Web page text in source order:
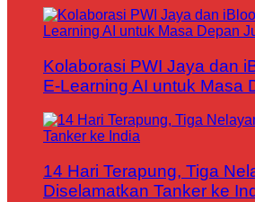
Kolaborasi PWI Jaya dan
E-Learning AI untuk Masa
14 Hari Terapung, Tiga
Diselamatkan Tanker ke